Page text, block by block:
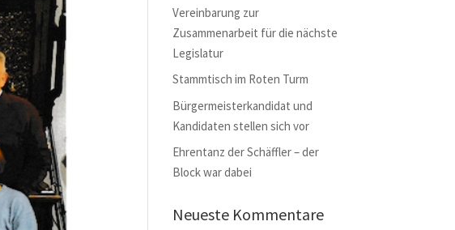
Vereinbarung zur
Zusammenarbeit für die nächste
Legislatur
Stammtisch im Roten Turm
Bürgermeisterkandidat und
Kandidaten stellen sich vor
Ehrentanz der Schäffler – der
Block war dabei
Neueste Kommentare